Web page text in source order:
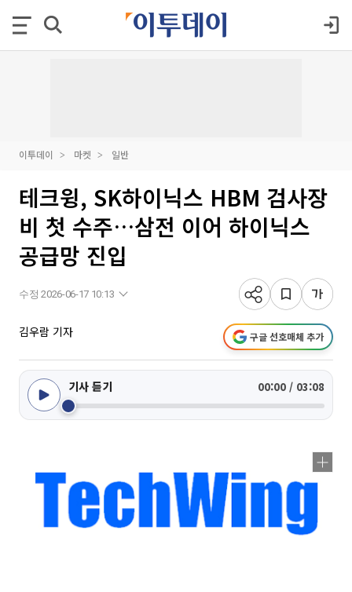
이투데이 마켓 일반
테크윙, SK하이닉스 HBM 검사장
비 첫 수주…삼전 이어 하이닉스
공급망 진입
수정 2026-06-17 10:13
김우람 기자 구글 선호매체 추가
기사 듣기 00:00 / 03:08